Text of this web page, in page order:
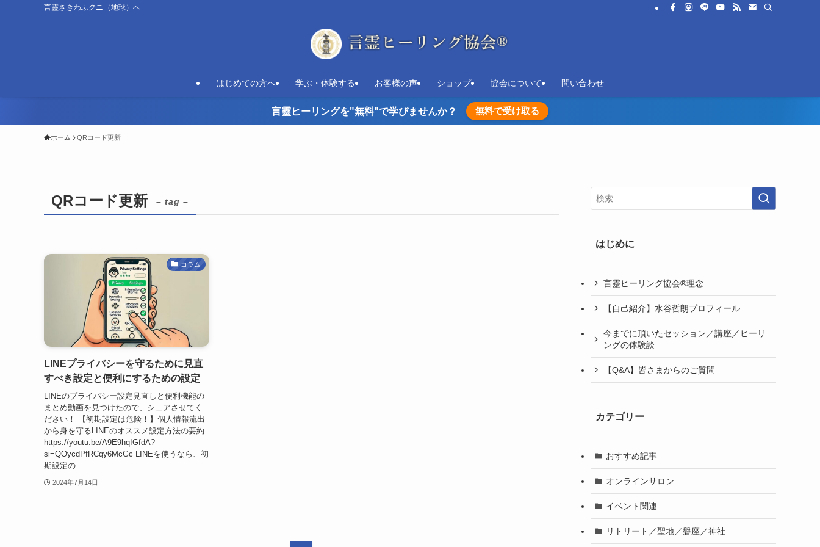
言靈さきわふクニ（地球）へ
はじめての方へ 学ぶ・体験する お客様の声 ショップ 協会について 問い合わせ
言靈ヒーリングを"無料"で学びませんか？ 無料で受け取る
ホーム QRコード更新
QRコード更新 – tag –
コラム
LINEプライバシーを守るために見直
すべき設定と便利にするための設定
LINEのプライバシー設定見直しと便利機能の
まとめ動画を見つけたので、シェアさせてく
ださい！ 【初期設定は危険！】個人情報流出
から身を守るLINEのオススメ設定方法の要約
https://youtu.be/A9E9hqIGfdA?
si=QOycdPfRCqy6McGc LINEを使うなら、初
期設定の...
2024年7月14日
はじめに
言靈ヒーリング協会®理念
【自己紹介】水谷哲朗プロフィール
今までに頂いたセッション／講座／ヒーリ
ングの体験談
【Q&A】皆さまからのご質問
カテゴリー
おすすめ記事
オンラインサロン
イベント関連
リトリート／聖地／磐座／神社